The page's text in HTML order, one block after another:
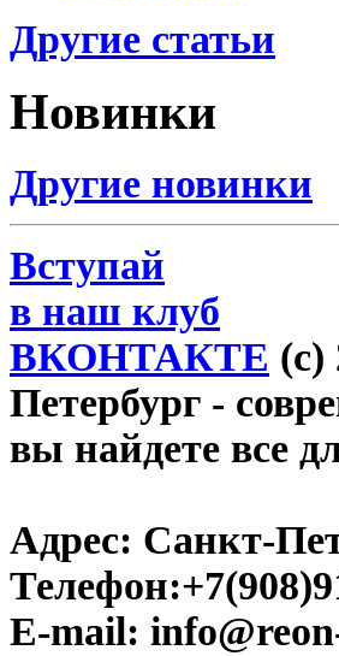
Другие статьи
Новинки
Другие новинки
Вступай
в наш клуб
ВКОНТАКТЕ (c)
Петербург -
вы найдете все
Адрес: Санкт-
Телефон:
E-mail: